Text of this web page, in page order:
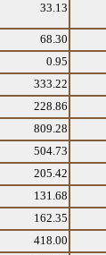
33.13
68.30
0.95
333.22
228.86
809.28
504.73
205.42
131.68
162.35
418.00